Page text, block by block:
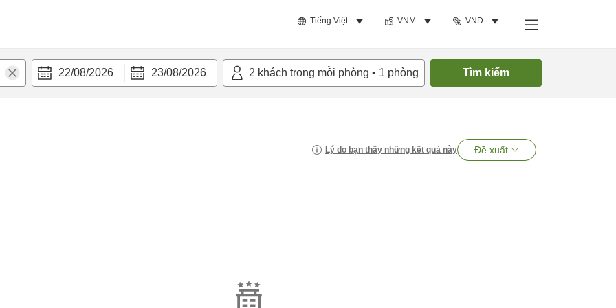
Tiếng Việt VNM VND
22/08/2026 23/08/2026 2 khách trong mỗi phòng • 1 phòng Tìm kiếm
Lý do bạn thấy những kết quả này Đề xuất